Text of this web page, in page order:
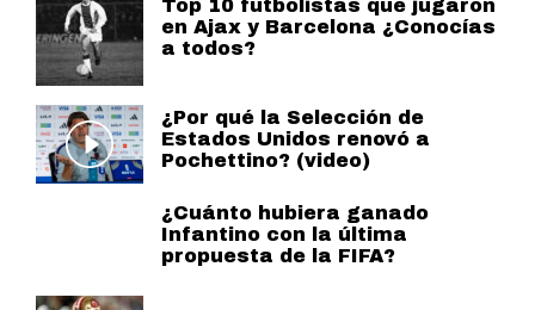
Top 10 futbolistas que jugaron
en Ajax y Barcelona ¿Conocías
a todos?
¿Por qué la Selección de
Estados Unidos renovó a
Pochettino? (video)
¿Cuánto hubiera ganado
Infantino con la última
propuesta de la FIFA?